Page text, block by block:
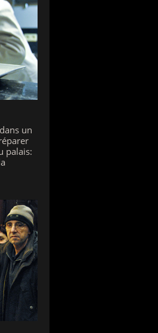
un
palais: